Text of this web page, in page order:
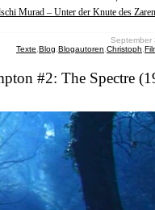
Murad – Unter der Knute des
September
Texte Blog Blogautoren Christoph
#2: The Spectre